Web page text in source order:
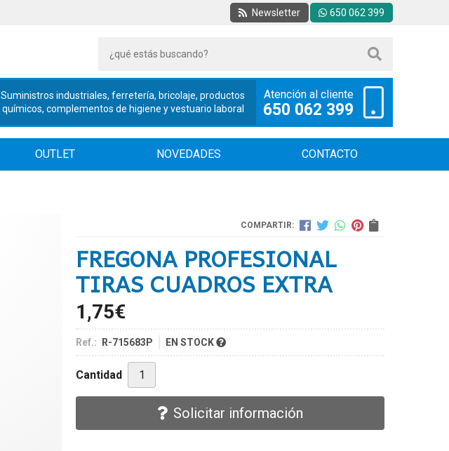
Newsletter 650 062 399
Suministros industriales, ferretería, bricolaje, productos
químicos, complementos de higiene y vestuario laboral
Atención al cliente
650 062 399
OUTLET NOVEDADES CONTACTO
COMPARTIR:
FREGONA PROFESIONAL
TIRAS CUADROS EXTRA
1,75€
Ref.: R-715683P EN STOCK
Cantidad
Solicitar información